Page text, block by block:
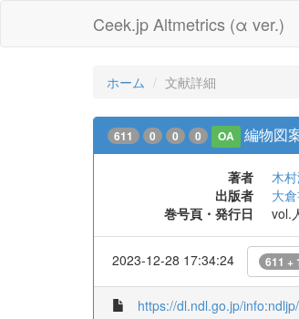
Ceek.jp Altmetrics (α ver.)
ホーム 文献詳細
611 0 0 0 OA 編物図
著者
木
出版者
大
巻号頁・発行日
vol.
2023-12-28 17:34:24 611 +
https://dl.ndl.go.jp/